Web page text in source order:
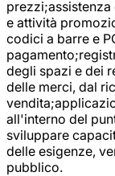
e attività
codici a barre e
degli spazi e dei
delle merci, dal
all'interno del
sviluppare
delle esigenze,
pubblico.